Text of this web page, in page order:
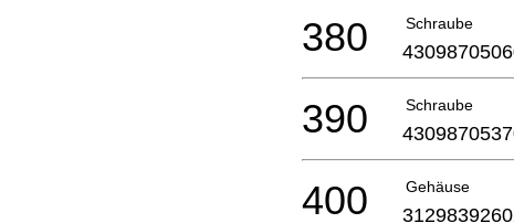
Schraube
380
Schraube
390
Gehäuse
400